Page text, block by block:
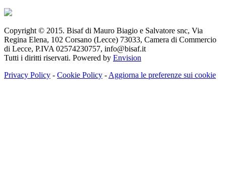
Copyright © 2015. Bisaf di Mauro Biagio e Salvatore snc, Via
Regina Elena, 102 Corsano (Lecce) 73033, Camera di Commercio
di Lecce, P.IVA 02574230757, info@bisaf.it
Tutti i diritti riservati. Powered by Envision
Privacy Policy - Cookie Policy - Aggiorna le preferenze sui cookie